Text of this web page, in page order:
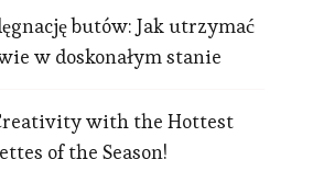
butów: Jak utrzymać
w doskonałym stanie
with the Hottest
of the Season!